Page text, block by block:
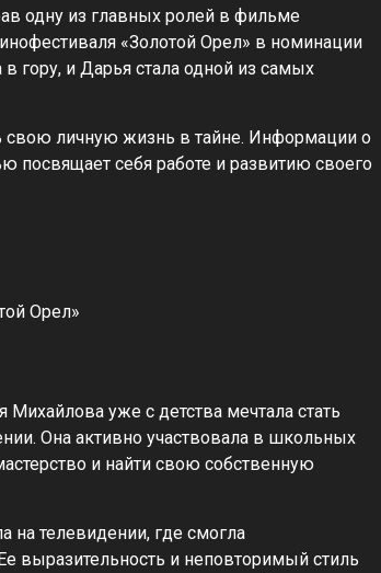
одну из главных ролей в фильме
«Золотой Орел» в номинации
гору, и Дарья стала одной из самых
свою личную жизнь в тайне. Информации о
посвящает себя работе и развитию своего
Орел»
Михайлова уже с детства мечтала стать
Она активно участвовала в школьных
и найти свою собственную
телевидении, где смогла
выразительность и неповторимый стиль